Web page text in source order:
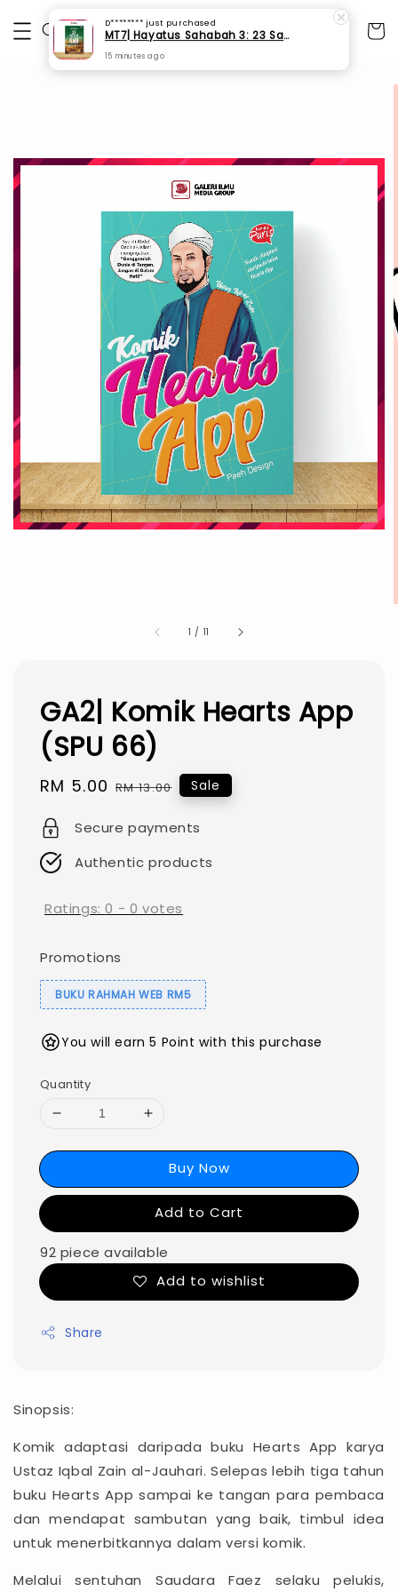
1 / 11
GA2| Komik Hearts App
(SPU 66)
Sale
RM 5.00 Regular
RM 13.00 Sale
Secure payments
Authentic products
Ratings:0 - 0 votes
Promotions
BUKU RAHMAH WEB RM5
You will earn 5 Point with this purchase
Quantity
Buy Now
Add to Cart
92 piece available
Add to wishlist
Share
Sinopsis:
Komik adaptasi daripada buku Hearts App karya
Ustaz Iqbal Zain al-Jauhari. Selepas lebih tiga tahun
buku Hearts App sampai ke tangan para pembaca
dan mendapat sambutan yang baik, timbul idea
untuk menerbitkannya dalam versi komik.
Melalui sentuhan Saudara Faez selaku pelukis,
D******** just purchased
MT7| Hayatus Sahabah 3: 23 Sahabat Kesayangan Nabi
15 minutes ago